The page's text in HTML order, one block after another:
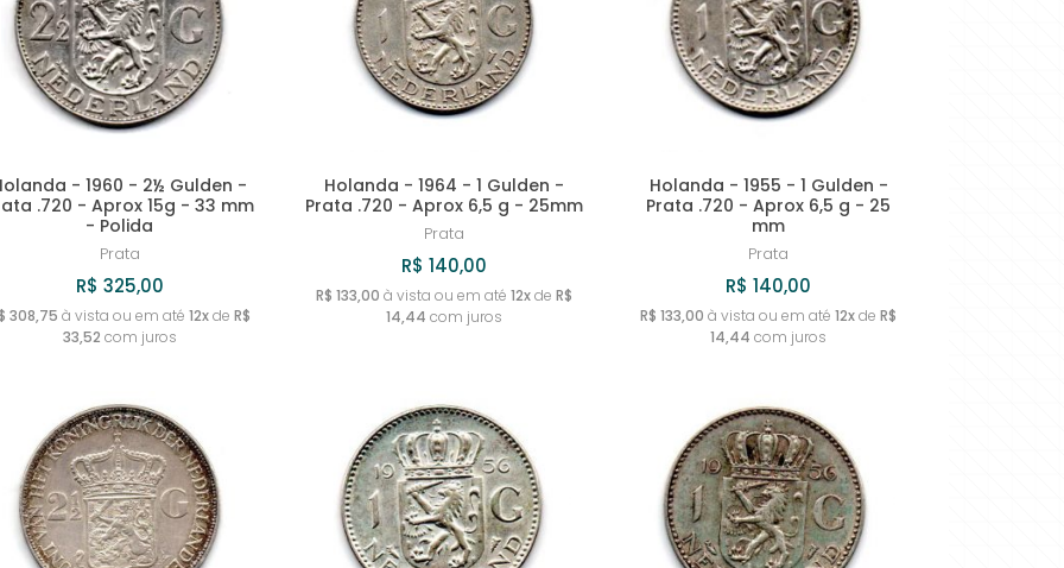
- 1960 - 2½ Gulden -
.720 - Aprox 15g - 33 mm
- Polida
Prata
R$ 325,00
308,75 à vista ou em até 12xde R$
33,52 com juros
Holanda - 1964 - 1 Gulden -
Prata .720 - Aprox 6,5 g - 25mm
Prata
R$ 140,00
R$ 133,00 à vista ou em até 12xde R$
14,44 com juros
Holanda - 1955 - 1 Gulden -
Prata .720 - Aprox 6,5 g - 25
mm
Prata
R$ 140,00
R$ 133,00 à vista ou em até12xdeR$
14,44 com juros